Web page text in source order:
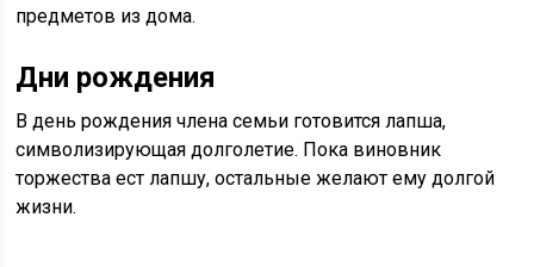
предметов из дома.
Дни рождения
В день рождения члена семьи готовится лапша,
символизирующая долголетие. Пока виновник
торжества ест лапшу, остальные желают ему долгой
жизни.